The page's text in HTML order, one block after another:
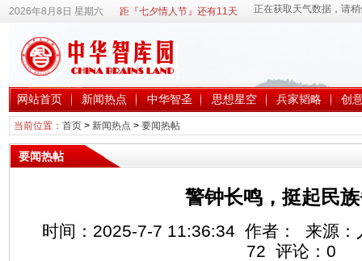
2026年8月8日 星期六 距『七夕情人节』还有11天
网站首页 新闻热点 中华智圣 思想星空 兵家韬略 创
当前位置： 首页> 新闻热点 > 要闻热帖
要闻热帖
警钟长鸣，挺起民
时间：2025-7-7 11:36:34 作者： 来源
72 评论： 0